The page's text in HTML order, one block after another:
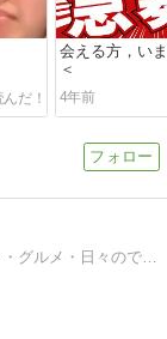
会える方，い
＜
4年前
管理人によるブログプロ野球・カラオケネタ・グルメ・日々のできごとなどを綴っています。